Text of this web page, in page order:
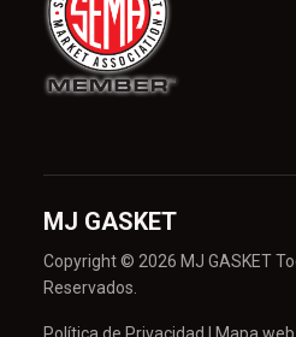
MJ GASKET
Copyright © 2026 MJ GASKET
Reservados.